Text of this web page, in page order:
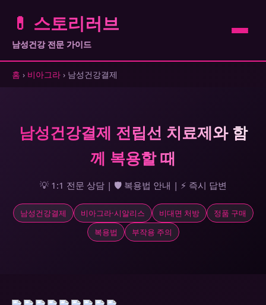
💊 스토리러브
남성건강 전문 가이드
홈 › 비아그라 › 남성건강결제
남성건강결제 전립선 치료제와 함
께 복용할 때
💡 1:1 전문 상담 | 🛡️ 복용법 안내 | ⚡ 즉시 답변
남성건강결제 비아그라·시알리스 비대면 처방
정품 구매
복용법
부작용 주의